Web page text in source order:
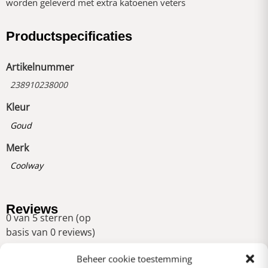
Beheer cookie toestemming
worden geleverd met extra katoenen veters
Productspecificaties
Artikelnummer
238910238000
Kleur
Goud
Merk
Coolway
Reviews
0 van 5 sterren (op
basis van 0 reviews)